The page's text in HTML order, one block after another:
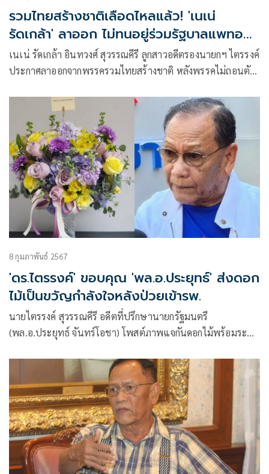
รวมไทยสร้างชาติเลือดไหลแล้ว! 'เนเน่
รัดเกล้า' ลาออก ไม่ทนอยู่ร่วมรัฐบาลแพทอง
ธาร
เนเน่ รัดเกล้า อินทวงศ์ สุวรรณคีรี ลูกสาวอดีตรองนายกฯ ไตรรงค์
ประกาศลาออกจากพรรครวมไทยสร้างชาติ หลังพรรคไม่ถอนตัว
ไปยืนในจุดของประชาชนที่รักชาติ ศาสน์ กษัตริย์ และอธิปไตย
8 กุมภาพันธ์ 2567
'ดร.ไตรรงค์' ขอบคุณ 'พล.อ.ประยุทธ์' ส่งดอก
ไม้เป็นขวัญกำลังใจหลังป่วยเข้ารพ.
นายไตรรงค์ สุวรรณคีรี อดีตที่ปรึกษานายกรัฐมนตรี
(พล.อ.ประยุทธ์ จันทร์โอชา) โพสต์ภาพแจกันดอกไม้พร้อมระบุ
โอชา ซึ่งเป็นคนที่ผมรักและนับถือ เพราะท่านเป็นคนดี ไม่มี
เรื่องฉ้อราษฎร์บังหลวง